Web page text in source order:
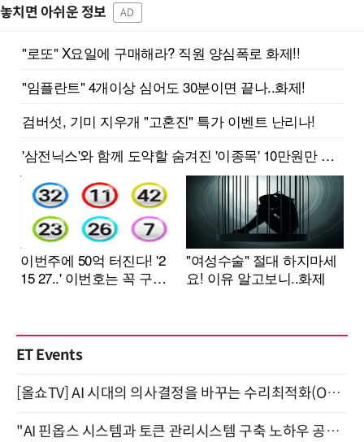
놓치면 아쉬운 정보 AD
ET Events
[올쇼TV] AI 시대의 의사결정을 바꾸는 수리최적화(Optimization) 소개 (8/20 생방송)
"AI 핀옵스 시스템과 토큰 관리시스템 구축 노하우 공개" 잠실 한국광고문화회관 2층 대회의실 (8/21)